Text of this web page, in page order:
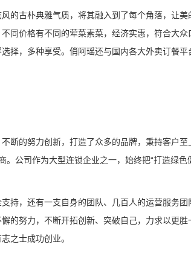
的古朴典雅气质，将其融入到了每个角落，让
同价格有不同的荤菜素菜，经济实惠，符合大
择，多种享受。俏阿瑶还与国内各大外卖订餐
断的努力创新，打造了众多的品牌，秉持客户
。公司作为大型连锁企业之一，始终把“打造绿
持，还有一支自身的团队、几百人的运营服务
的努力，不断开拓创新、突破自己，力求以更
之士成功创业。